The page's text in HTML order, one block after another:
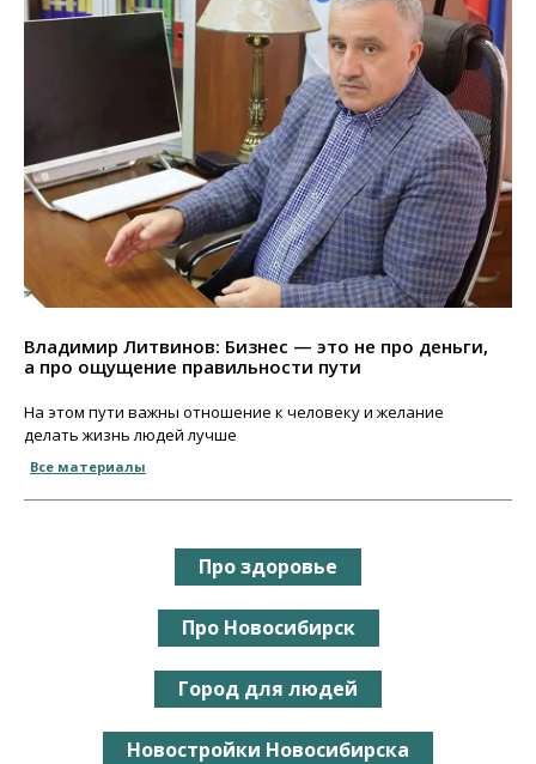
Владимир Литвинов: Бизнес — это не про деньги,
а про ощущение правильности пути
На этом пути важны отношение к человеку и желание
делать жизнь людей лучше
Все материалы
Про здоровье
Про Новосибирск
Город для людей
Новостройки Новосибирска